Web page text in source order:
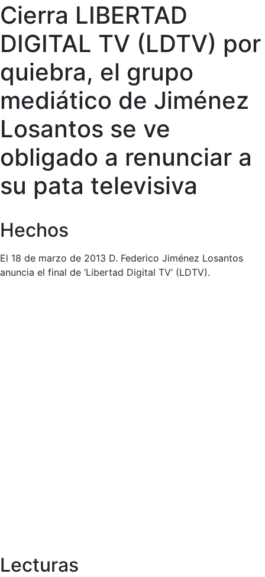
Cierra LIBERTAD
DIGITAL TV (LDTV) por
quiebra, el grupo
mediático de Jiménez
Losantos se ve
obligado a renunciar a
su pata televisiva
Hechos
El 18 de marzo de 2013 D. Federico Jiménez Losantos
anuncia el final de ‘Libertad Digital TV’ (LDTV).
Lecturas